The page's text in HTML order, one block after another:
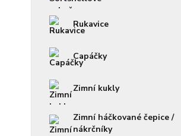
Rukavice
Capáčky
Zimní kukly
Zimní háčkované čepice /
nákrčníky